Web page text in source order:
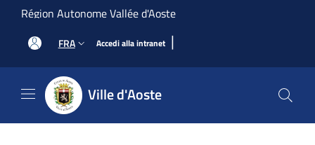
Salta al contenuto principale
Région Autonome Vallée d'Aoste
FRA Accedi alla intranet |
Ville d'Aoste